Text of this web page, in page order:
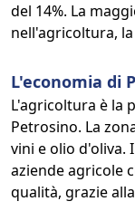
del 14%. La
nell'agricoltura,
L'economia di
L'agricoltura è la
Petrosino. La
vini e olio d'oliva.
aziende agricole
qualità, grazie